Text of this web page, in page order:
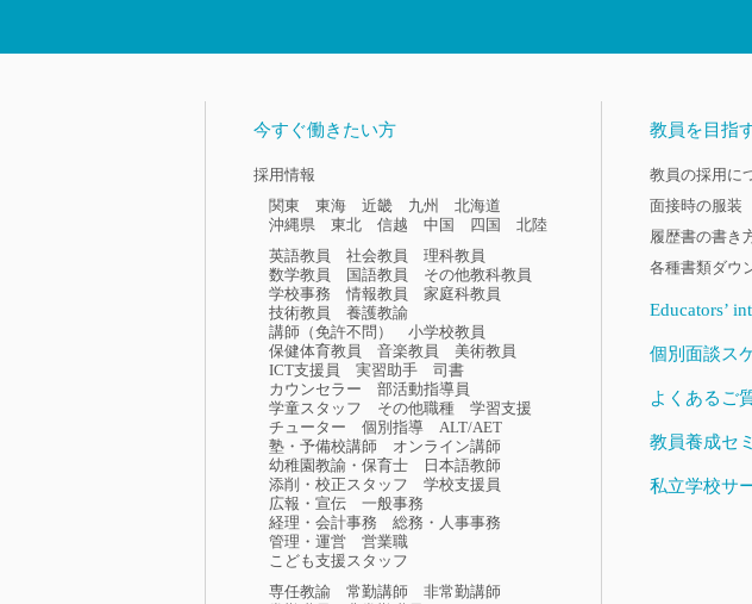
今すぐ働きたい方
採用情報
関東
東海 近畿 九州
北海道
沖縄県
東北 信越 中国 四国
北陸
英語教員
社会教員
理科教員
数学教員
国語教員
その他教科教員
学校事務
情報教員
家庭科教員
技術教員
養護教諭
講師（免許不問）
小学校教員
保健体育教員
音楽教員
美術教員
ICT支援員
実習助手
司書
カウンセラー
部活動指導員
学童スタッフ
その他職種
学習支援
チューター
個別指導
ALT/AET
塾・予備校講師
オンライン講師
幼稚園教諭・保育士
日本語教師
添削・校正スタッフ
学校支援員
広報・宣伝
一般事務
経理・会計事務
総務・人事事務
管理・運営
営業職
こども支援スタッフ
専任教諭
常勤講師
非常勤講師
教員を目指
教員の採用に
面接時の服装
履歴書の書き
各種書類ダウ
Educators’
個別面談ス
よくあるご
教員養成セ
私立学校サ